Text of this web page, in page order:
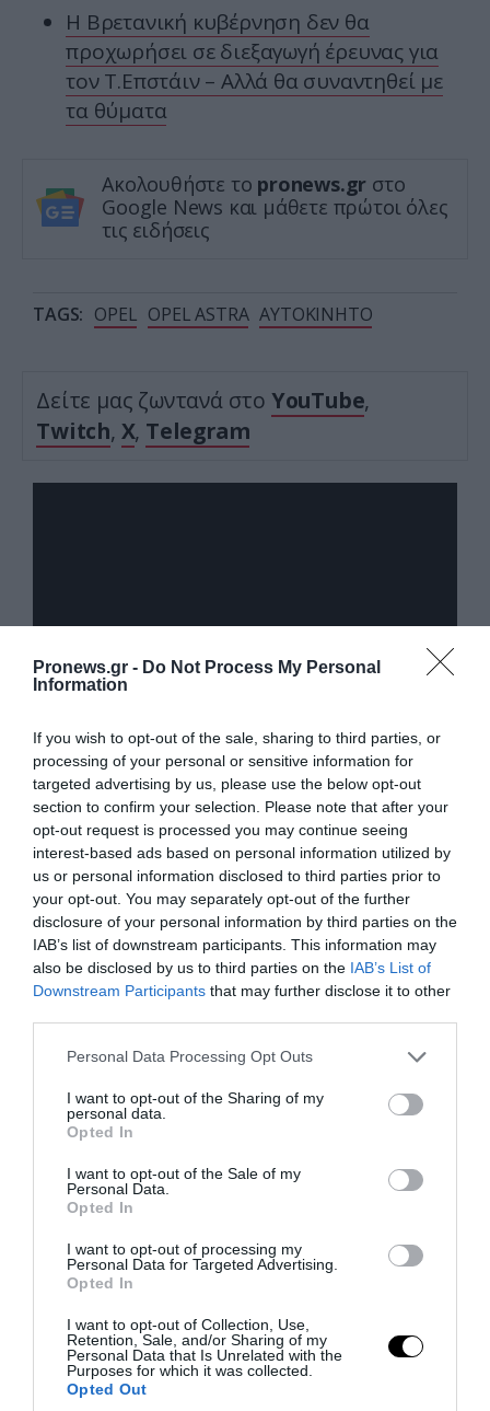
Pronews.gr - Do Not Process My Personal
Information
If you wish to opt-out of the sale, sharing to third parties, or
processing of your personal or sensitive information for
targeted advertising by us, please use the below opt-out
section to confirm your selection. Please note that after your
opt-out request is processed you may continue seeing
interest-based ads based on personal information utilized by
us or personal information disclosed to third parties prior to
your opt-out. You may separately opt-out of the further
disclosure of your personal information by third parties on the
IAB’s list of downstream participants. This information may
also be disclosed by us to third parties on the IAB’s List of
Downstream Participants that may further disclose it to other
Please note that this website/app uses one or more Google
not limited to your visit or usage behaviour. You may click to
grant or deny consent to Google and its third-party tags to
use your data for below specified purposes in below Google
consent section.
Personal Data Processing Opt Outs
I want to opt-out of the Sharing of my
personal data.
Opted In
I want to opt-out of the Sale of my
Personal Data.
Opted In
I want to opt-out of processing my
Personal Data for Targeted Advertising.
Opted In
I want to opt-out of Collection, Use,
Retention, Sale, and/or Sharing of my
Personal Data that Is Unrelated with the
Purposes for which it was collected.
Opted Out
Η Βρετανική κυβέρνηση δεν θα
προχωρήσει σε διεξαγωγή έρευνας για
τον Τ.Επστάιν – Αλλά θα συναντηθεί με
τα θύματα
Ακολουθήστε το pronews.gr στο
Google News και μάθετε πρώτοι όλες
τις ειδήσεις
TAGS: OPEL OPEL ASTRA ΑΥΤΟΚΙΝΗΤΟ
Δείτε μας ζωντανά στο YouTube,
Twitch, X, Telegram
Auto - Moto
PRONEWS.GR /AUTO - MOTO
Αλλάζουν όλα στα διπλώματα οδήγησης:
Έρχεται το ευρωπαϊκό ψηφιακό
05.08.2026 | 13:36